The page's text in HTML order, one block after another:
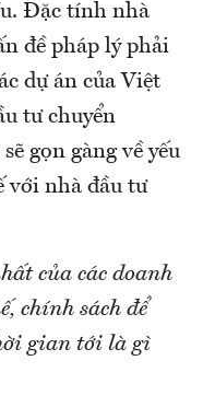
Đặc tính nhà
đề pháp lý phải
dự án của Việt
tư chuyển
gọn gàng về yếu
với nhà đầu tư
của các doanh
chính sách để
gian tới là gì